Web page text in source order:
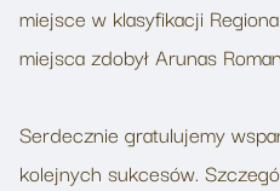
miejsce w klasyfikacji
miejsca zdobył Arunas
Serdecznie gratulujemy
kolejnych sukcesów.